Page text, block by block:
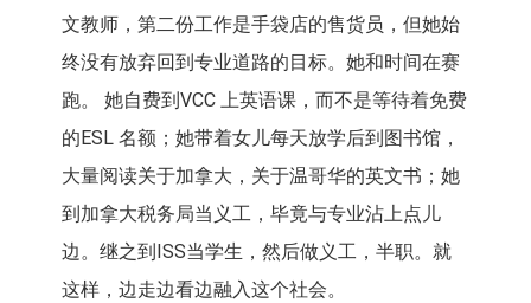
文教师，第二份工作是手袋店的售货员，但她始
终没有放弃回到专业道路的目标。她和时间在赛
跑。 她自费到VCC 上英语课，而不是等待着免费
的ESL 名额；她带着女儿每天放学后到图书馆，
大量阅读关于加拿大，关于温哥华的英文书；她
到加拿大税务局当义工，毕竟与专业沾上点儿
边。继之到ISS当学生，然后做义工，半职。就
这样，边走边看边融入这个社会。